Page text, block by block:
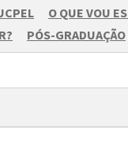
O QUE VOU
PÓS-GRADUAÇÃO